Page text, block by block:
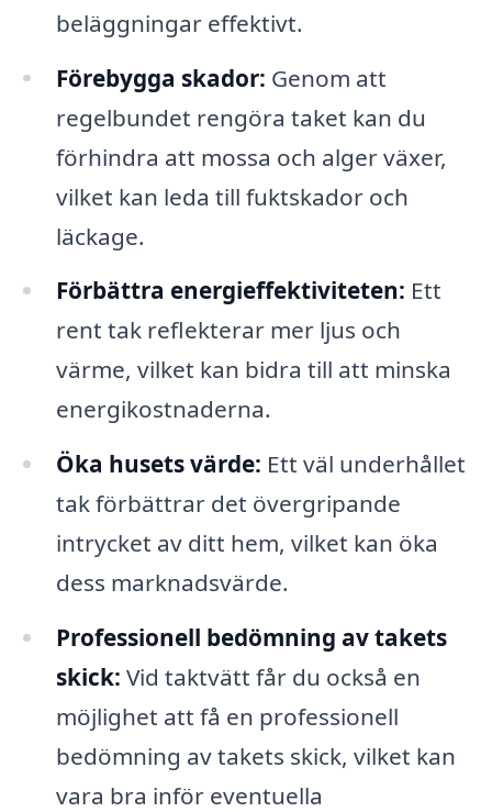
beläggningar effektivt.
Förebygga skador: Genom att
regelbundet rengöra taket kan du
förhindra att mossa och alger växer,
vilket kan leda till fuktskador och
läckage.
Förbättra energieffektiviteten: Ett
rent tak reflekterar mer ljus och
värme, vilket kan bidra till att minska
energikostnaderna.
Öka husets värde: Ett väl underhållet
tak förbättrar det övergripande
intrycket av ditt hem, vilket kan öka
dess marknadsvärde.
Professionell bedömning av takets
skick: Vid taktvätt får du också en
möjlighet att få en professionell
bedömning av takets skick, vilket kan
vara bra inför eventuella